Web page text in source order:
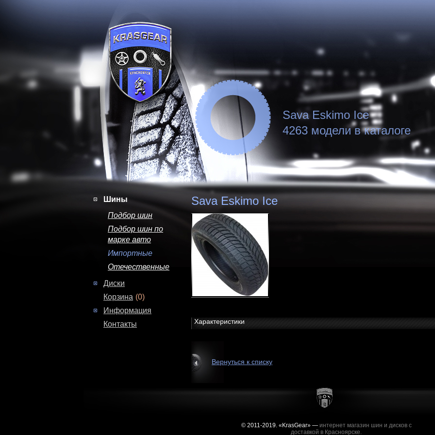
Sava Eskimo Ice
4263 модели в каталоге
Шины
Подбор шин
Подбор шин по
марке авто
Импортные
Отечественные
Диски
Корзина (0)
Информация
Контакты
Sava Eskimo Ice
Характеристики
Вернуться к списку
© 2011-2019. «KrasGear» — интернет магазин шин и дисков с
доставкой в Красноярске.